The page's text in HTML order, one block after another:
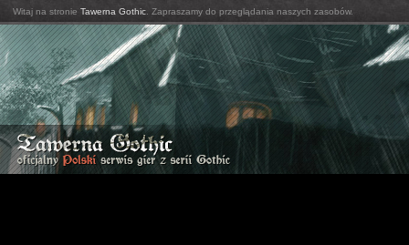
Witaj na stronie Tawerna Gothic . Zapraszamy do przeglądania naszych zasobów.